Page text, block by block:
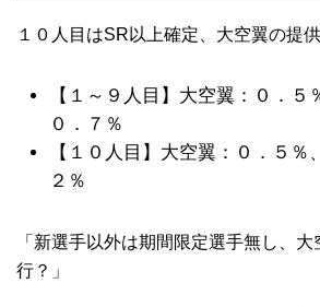
１０人目はSR以上確定、大空翼の提
【１～９人目】大空翼：０．５
０．７％
【１０人目】大空翼：０．５％
２％
「新選手以外は期間限定選手無し、
行？」